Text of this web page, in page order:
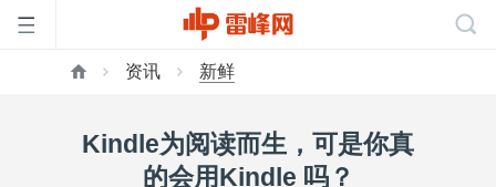
资讯 新鲜
Kindle为阅读而生，可是你真
的会用Kindle 吗？